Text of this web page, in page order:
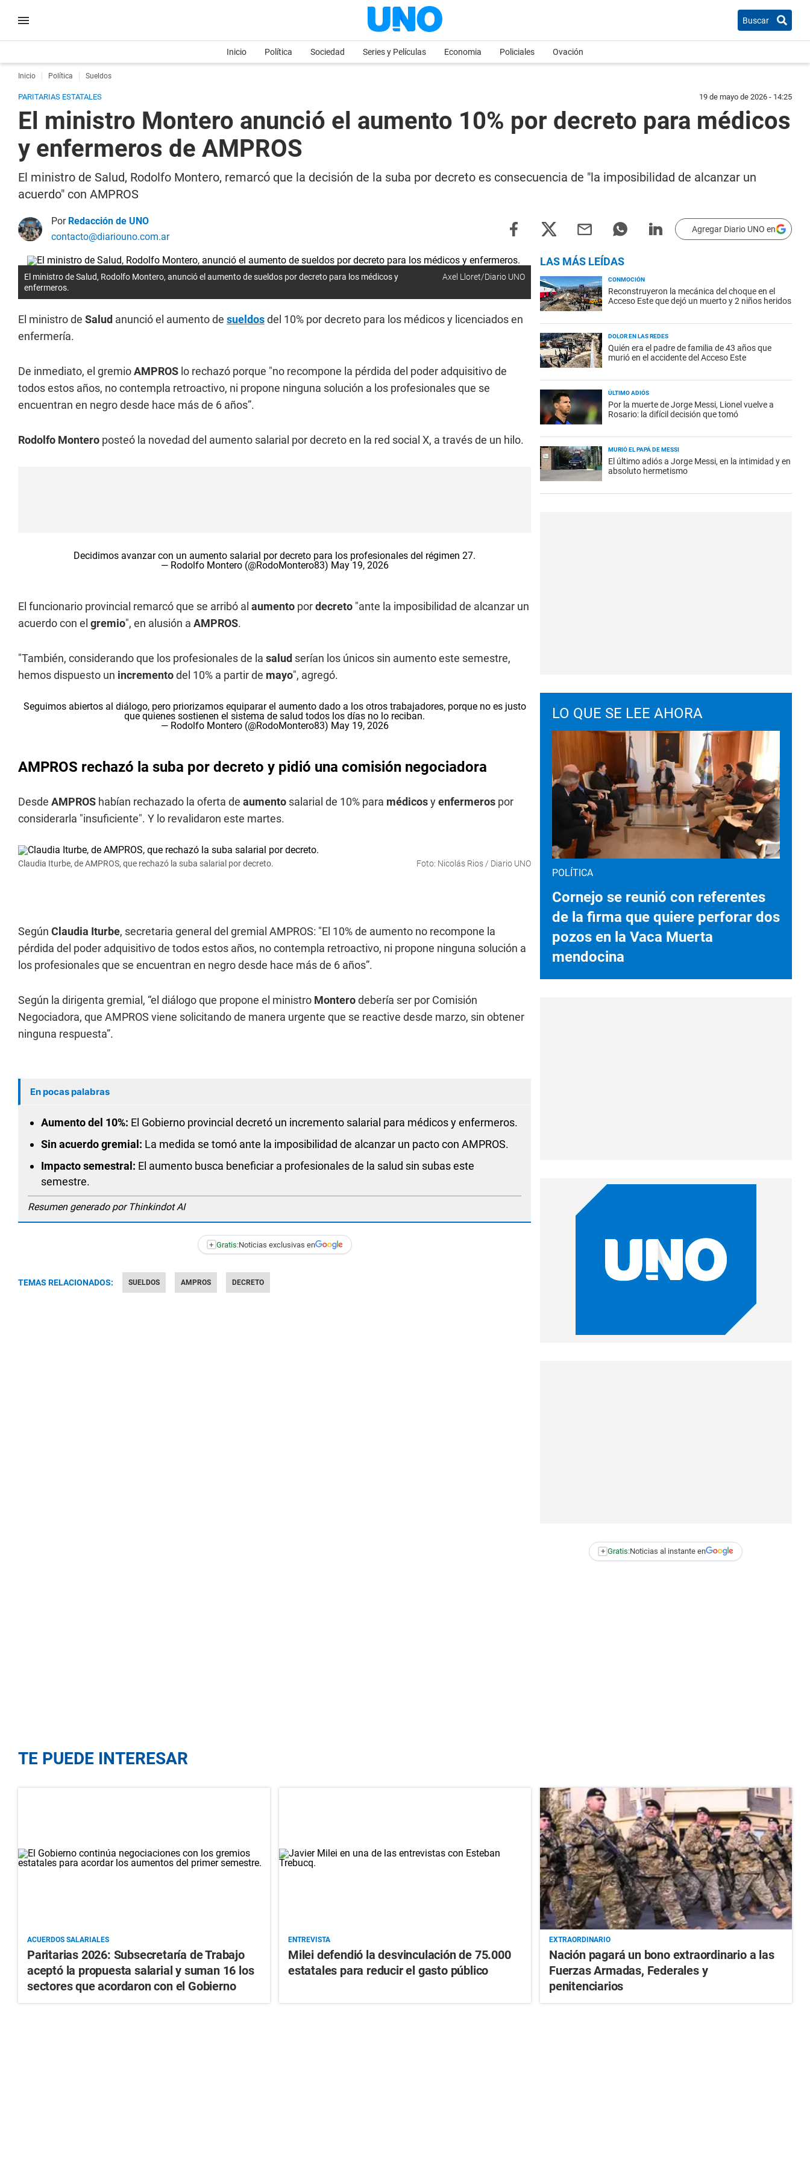
Buscar
Inicio Política Sociedad Series y Películas Economia Policiales Ovación
Inicio Política Sueldos
PARITARIAS ESTATALES 19 de mayo de 2026 - 14:25
El ministro Montero anunció el aumento 10% por decreto para médicos
y enfermeros de AMPROS
El ministro de Salud, Rodolfo Montero, remarcó que la decisión de la suba por decreto es consecuencia de "la imposibilidad de alcanzar un
acuerdo" con AMPROS
Por Redacción de UNO
contacto@diariouno.com.ar
Agregar Diario UNO en
El ministro de Salud, Rodolfo Montero, anunció el aumento de sueldos por decreto para los médicos y
enfermeros.
Axel Lloret/Diario UNO
El ministro de Salud anunció el aumento de sueldosdel 10% por decreto para los médicos y licenciados en
enfermería.
De inmediato, el gremioAMPROS lo rechazó porque "no recompone la pérdida del poder adquisitivo de
todos estos años, no contempla retroactivo, ni propone ninguna solución a los profesionales que se
encuentran en negro desde hace más de 6 años”.
Rodolfo Montero posteó la novedad del aumento salarial por decreto en la red social X, a través de un hilo.
Decidimos avanzar con un aumento salarial por decreto para los profesionales del régimen 27.
— Rodolfo Montero (@RodoMontero83) May 19, 2026
El funcionario provincial remarcó que se arribó al aumento pordecreto "ante la imposibilidad de alcanzar un
acuerdo con el gremio", en alusión a AMPROS.
"También, considerando que los profesionales de la salud serían los únicos sin aumento este semestre,
hemos dispuesto un incrementodel 10% a partir de mayo", agregó.
Seguimos abiertos al diálogo, pero priorizamos equiparar el aumento dado a los otros trabajadores, porque no es justo
que quienes sostienen el sistema de salud todos los días no lo reciban.
— Rodolfo Montero (@RodoMontero83) May 19, 2026
AMPROS rechazó la suba por decreto y pidió una comisión negociadora
Desde AMPROS habían rechazado la oferta de aumento salarial de 10% para médicosyenfermeros por
considerarla "insuficiente". Y lo revalidaron este martes.
Claudia Iturbe, de AMPROS, que rechazó la suba salarial por decreto. Foto: Nicolás Rios / Diario UNO
Según Claudia Iturbe, secretaria general del gremial AMPROS: "El 10% de aumento no recompone la
pérdida del poder adquisitivo de todos estos años, no contempla retroactivo, ni propone ninguna solución a
los profesionales que se encuentran en negro desde hace más de 6 años”.
Según la dirigenta gremial, “el diálogo que propone el ministro Monterodebería ser por Comisión
Negociadora, que AMPROS viene solicitando de manera urgente que se reactive desde marzo, sin obtener
ninguna respuesta”.
En pocas palabras
Aumento del 10%: El Gobierno provincial decretó un incremento salarial para médicos y enfermeros.
Sin acuerdo gremial: La medida se tomó ante la imposibilidad de alcanzar un pacto con AMPROS.
Impacto semestral: El aumento busca beneficiar a profesionales de la salud sin subas este
semestre.
Resumen generado por Thinkindot AI
+ Gratis:Noticias exclusivas en
TEMAS RELACIONADOS: SUELDOS AMPROS DECRETO
LAS MÁS LEÍDAS
CONMOCIÓN
Reconstruyeron la mecánica del choque en el
Acceso Este que dejó un muerto y 2 niños heridos
DOLOR EN LAS REDES
Quién era el padre de familia de 43 años que
murió en el accidente del Acceso Este
ÚLTIMO ADIÓS
Por la muerte de Jorge Messi, Lionel vuelve a
Rosario: la difícil decisión que tomó
MURIÓ EL PAPÁ DE MESSI
El último adiós a Jorge Messi, en la intimidad y en
absoluto hermetismo
LO QUE SE LEE AHORA
POLÍTICA
Cornejo se reunió con referentes
de la firma que quiere perforar dos
pozos en la Vaca Muerta
mendocina
+ Gratis:Noticias al instante en
TE PUEDE INTERESAR
ACUERDOS SALARIALES
Paritarias 2026: Subsecretaría de Trabajo
aceptó la propuesta salarial y suman 16 los
sectores que acordaron con el Gobierno
ENTREVISTA
Milei defendió la desvinculación de 75.000
estatales para reducir el gasto público
EXTRAORDINARIO
Nación pagará un bono extraordinario a las
Fuerzas Armadas, Federales y
penitenciarios